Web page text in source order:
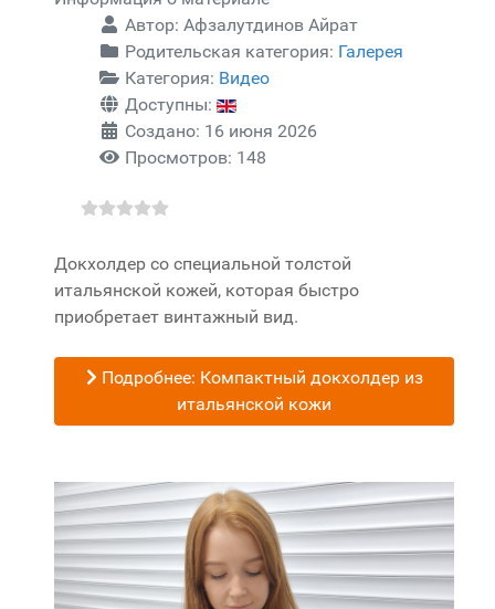
Автор: Афзалутдинов Айрат
Родительская категория: Галерея
Категория: Видео
Доступны:
Создано: 16 июня 2026
Просмотров: 148
Докхолдер со специальной толстой
итальянской кожей, которая быстро
приобретает винтажный вид.
Подробнее: Компактный докхолдер из
итальянской кожи